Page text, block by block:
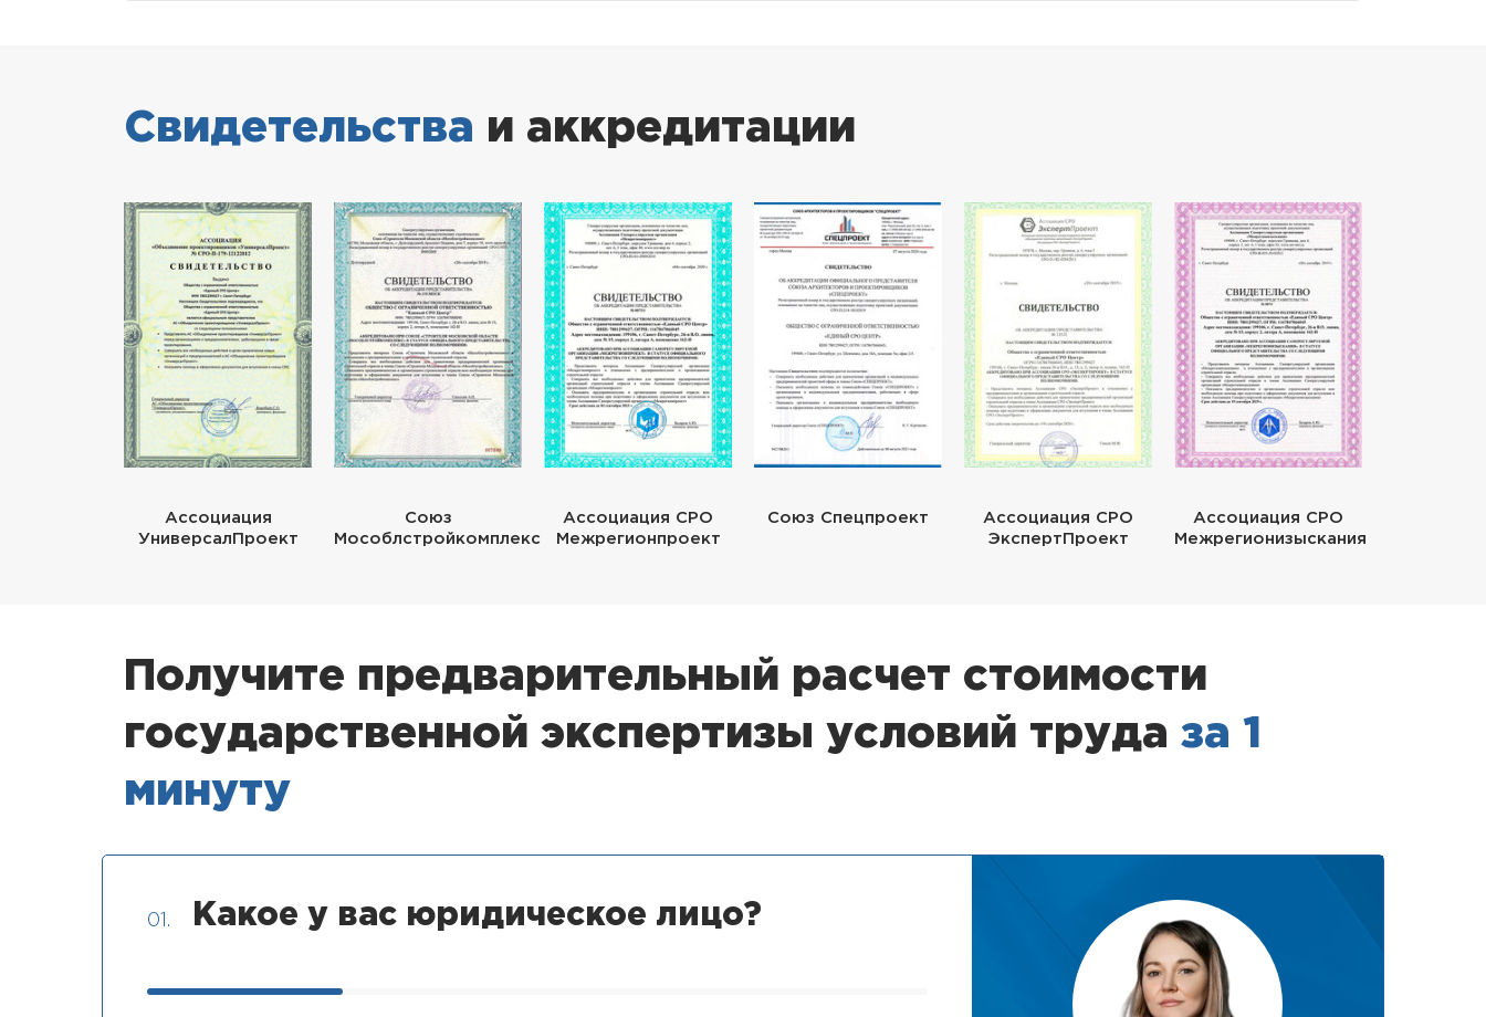
Свидетельства и аккредитации
Ассоциация
УниверсалПроект
Союз
Мособлстройкомплекс
Ассоциация СРО
Межрегионпроект
Союз Спецпроект
Ассоциация СРО
ЭкспертПроект
Ассоциация СРО
Межрегионизыскания
Получите предварительный расчет стоимости
государственной экспертизы условий труда за 1
минуту
01. Какое у вас юридическое лицо?